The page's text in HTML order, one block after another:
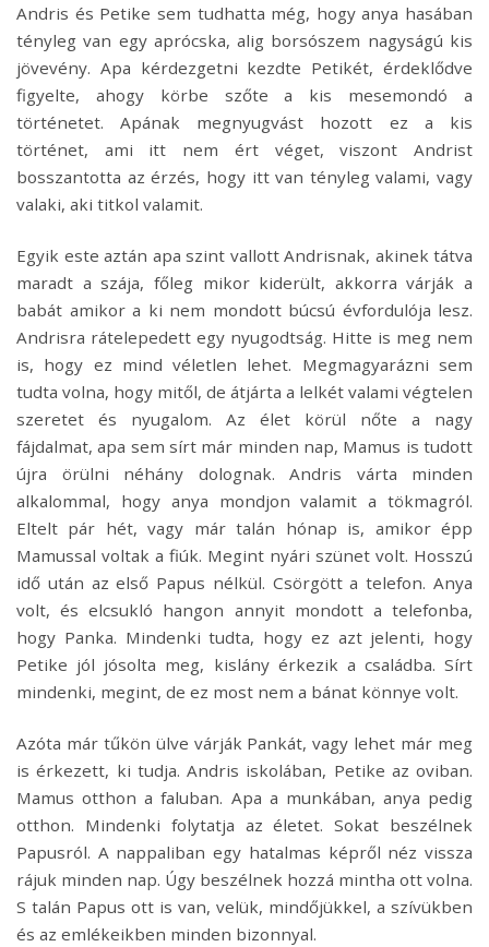
Andris és Petike sem tudhatta még, hogy anya hasában
tényleg van egy aprócska, alig borsószem nagyságú kis
jövevény. Apa kérdezgetni kezdte Petikét, érdeklődve
figyelte, ahogy körbe szőte a kis mesemondó a
történetet. Apának megnyugvást hozott ez a kis
történet, ami itt nem ért véget, viszont Andrist
bosszantotta az érzés, hogy itt van tényleg valami, vagy
valaki, aki titkol valamit.
Egyik este aztán apa szint vallott Andrisnak, akinek tátva
maradt a szája, főleg mikor kiderült, akkorra várják a
babát amikor a ki nem mondott búcsú évfordulója lesz.
Andrisra rátelepedett egy nyugodtság. Hitte is meg nem
is, hogy ez mind véletlen lehet. Megmagyarázni sem
tudta volna, hogy mitől, de átjárta a lelkét valami végtelen
szeretet és nyugalom. Az élet körül nőte a nagy
fájdalmat, apa sem sírt már minden nap, Mamus is tudott
újra örülni néhány dolognak. Andris várta minden
alkalommal, hogy anya mondjon valamit a tökmagról.
Eltelt pár hét, vagy már talán hónap is, amikor épp
Mamussal voltak a fiúk. Megint nyári szünet volt. Hosszú
idő után az első Papus nélkül. Csörgött a telefon. Anya
volt, és elcsukló hangon annyit mondott a telefonba,
hogy Panka. Mindenki tudta, hogy ez azt jelenti, hogy
Petike jól jósolta meg, kislány érkezik a családba. Sírt
mindenki, megint, de ez most nem a bánat könnye volt.
Azóta már tűkön ülve várják Pankát, vagy lehet már meg
is érkezett, ki tudja. Andris iskolában, Petike az oviban.
Mamus otthon a faluban. Apa a munkában, anya pedig
otthon. Mindenki folytatja az életet. Sokat beszélnek
Papusról. A nappaliban egy hatalmas képről néz vissza
rájuk minden nap. Úgy beszélnek hozzá mintha ott volna.
S talán Papus ott is van, velük, mindőjükkel, a szívükben
és az emlékeikben minden bizonnyal.